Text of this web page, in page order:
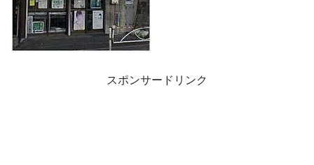
スポンサードリンク